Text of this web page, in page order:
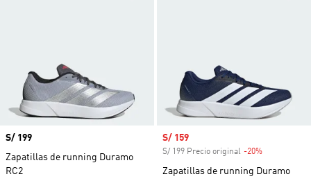
Precio
S/ 199
Zapatillas de running Duramo
RC2
Precio de venta
S/ 159
S/ 199 Precio original -20%
Zapatillas de running Duramo